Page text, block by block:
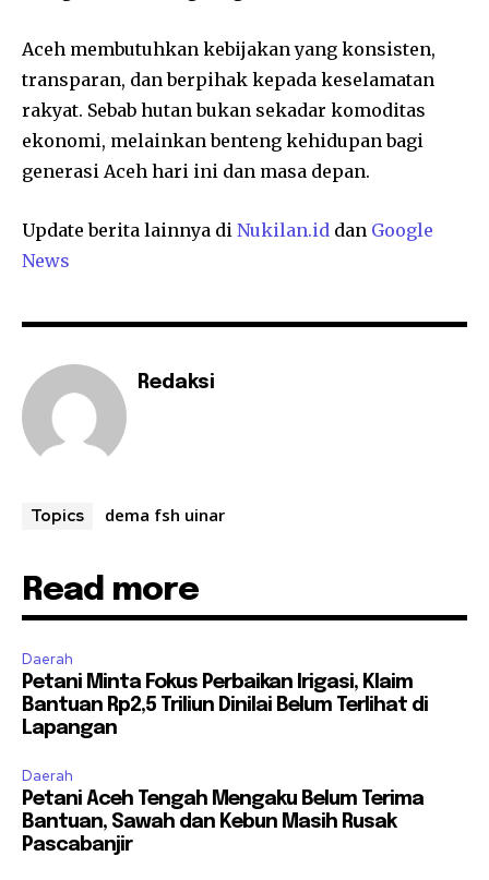
Aceh membutuhkan kebijakan yang konsisten,
transparan, dan berpihak kepada keselamatan
rakyat. Sebab hutan bukan sekadar komoditas
ekonomi, melainkan benteng kehidupan bagi
generasi Aceh hari ini dan masa depan.
Update berita lainnya di Nukilan.id dan Google
News
Redaksi
Topics dema fsh uinar
Read more
Daerah
Petani Minta Fokus Perbaikan Irigasi, Klaim
Bantuan Rp2,5 Triliun Dinilai Belum Terlihat di
Lapangan
Daerah
Petani Aceh Tengah Mengaku Belum Terima
Bantuan, Sawah dan Kebun Masih Rusak
Pascabanjir